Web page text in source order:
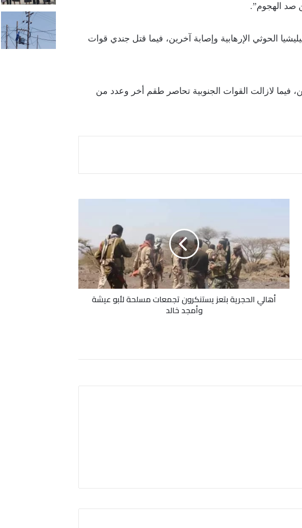
صد الهجوم”.
أن المواجهات أسفرت عن مقتل (3) من ميليشيا الحوثي الإرهابية وإصابة آخرين، فيما قتل جندي قوات
لازالت القوات الجنوبية تحاصر طقم أخر وعدد من
تجمعات
مسلحة
لأبو
عيشة
وأمجد
أهالي الحجرية بتعز يستنكرون تجمعات مسلحة لأبو عيشة
وأمجد خالد